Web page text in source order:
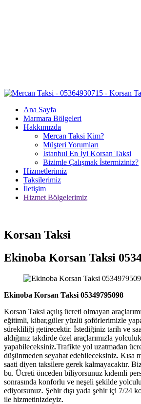
Ana Sayfa
Marmara Bölgeleri
Hakkımızda
Mercan Taksi Kim?
Müşteri Yorumları
İstanbul En İyi Korsan Taksi
Bizimle Çalışmak İstermiziniz?
Hizmetlerimiz
Taksilerimiz
İletişim
Hizmet Bölgelerimiz
Korsan Taksi
Ekinoba Korsan Taksi
Ekinoba Korsan Taksi 05349795098
Korsan Taksi açılış ücreti olmayan
eğitimli, kibar,güler yüzlü şoförlerimizle
sürekliliği getirecektir. İstediğiniz tarih ve
aldığınız takdirde özel araçlarımızla yolculuk
yapabileceksiniz.Trafikte yol uzatmadan
düşünmeden seyahat edebileceksiniz. Kısa
saati diyen taksilere gerek kalmayacaktır.
bu. Ücreti önceden biliyorsunuz kıdemli
sonrasında konforlu ve neşeli şekilde
ediyorsunuz. Şehir dışı yada şehir içi 7/24
ile hizmetinizdeyiz.